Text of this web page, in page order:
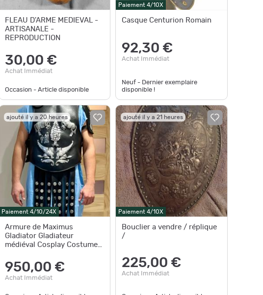
FLEAU D'ARME MEDIEVAL -
ARTISANALE -
REPRODUCTION
30,00 €
Achat Immédiat
Occasion - Article disponible
Paiement 4/10X
Casque Centurion Romain
92,30 €
Achat Immédiat
Neuf - Dernier exemplaire
disponible !
ajouté il y a 20 heures
Paiement 4/10/24X
Armure de Maximus
Gladiator Gladiateur
médiéval Cosplay Costume
950,00 €
Achat Immédiat
ajouté il y a 21 heures
Paiement 4/10X
Bouclier a vendre / réplique
/
225,00 €
Achat Immédiat